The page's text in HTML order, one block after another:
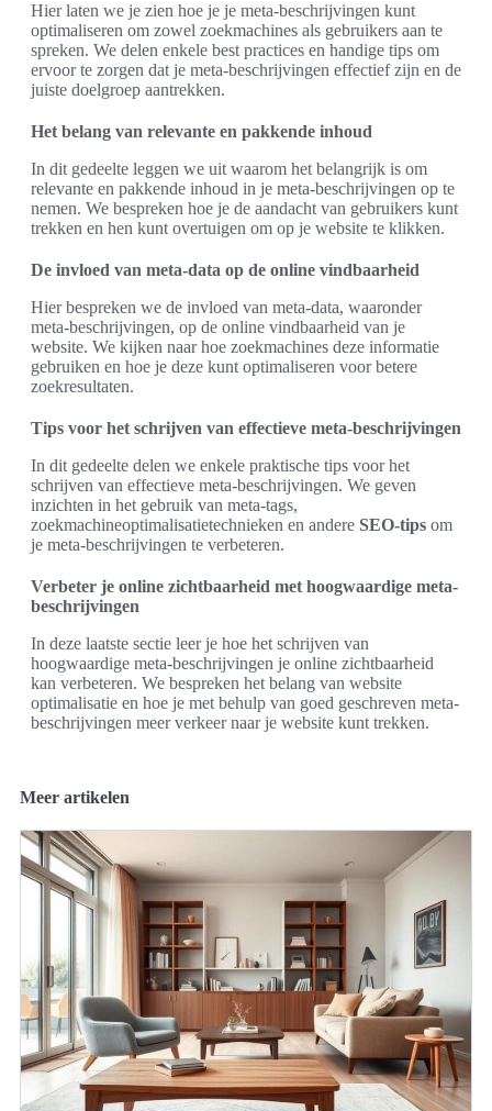
Hier laten we je zien hoe je je meta-beschrijvingen kunt
optimaliseren om zowel zoekmachines als gebruikers aan te
spreken. We delen enkele best practices en handige tips om
ervoor te zorgen dat je meta-beschrijvingen effectief zijn en de
juiste doelgroep aantrekken.
Het belang van relevante en pakkende inhoud
In dit gedeelte leggen we uit waarom het belangrijk is om
relevante en pakkende inhoud in je meta-beschrijvingen op te
nemen. We bespreken hoe je de aandacht van gebruikers kunt
trekken en hen kunt overtuigen om op je website te klikken.
De invloed van meta-data op de online vindbaarheid
Hier bespreken we de invloed van meta-data, waaronder
meta-beschrijvingen, op de online vindbaarheid van je
website. We kijken naar hoe zoekmachines deze informatie
gebruiken en hoe je deze kunt optimaliseren voor betere
zoekresultaten.
Tips voor het schrijven van effectieve meta-beschrijvingen
In dit gedeelte delen we enkele praktische tips voor het
schrijven van effectieve meta-beschrijvingen. We geven
inzichten in het gebruik van meta-tags,
zoekmachineoptimalisatietechnieken en andere SEO-tips om
je meta-beschrijvingen te verbeteren.
Verbeter je online zichtbaarheid met hoogwaardige meta-
beschrijvingen
In deze laatste sectie leer je hoe het schrijven van
hoogwaardige meta-beschrijvingen je online zichtbaarheid
kan verbeteren. We bespreken het belang van website
optimalisatie en hoe je met behulp van goed geschreven meta-
beschrijvingen meer verkeer naar je website kunt trekken.
Meer artikelen